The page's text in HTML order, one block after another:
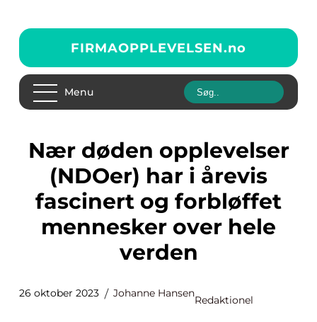
FIRMAOPPLEVELSEN.no
Menu
Nær døden opplevelser
(NDOer) har i årevis
fascinert og forbløffet
mennesker over hele
verden
26 oktober 2023 Johanne Hansen
Redaktionel